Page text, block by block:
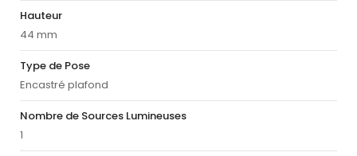
Hauteur
44 mm
Type de Pose
Encastré plafond
Nombre de Sources Lumineuses
1